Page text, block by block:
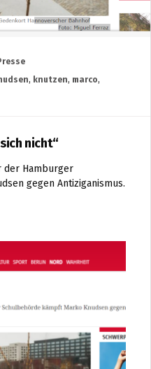
, knutzen, marco,
nicht“
der Hamburger
gegen Antiziganismus.